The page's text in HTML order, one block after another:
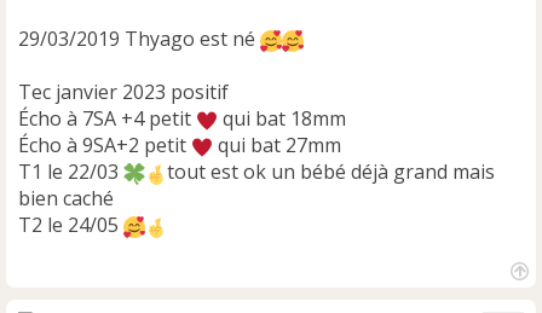
29/03/2019 Thyago est né
Tec janvier 2023 positif
Écho à 7SA +4 petit
qui bat 18mm
Écho à 9SA+2 petit
qui bat 27mm
T1 le 22/03
tout est ok un bébé déjà grand mais
bien caché
T2 le 24/05